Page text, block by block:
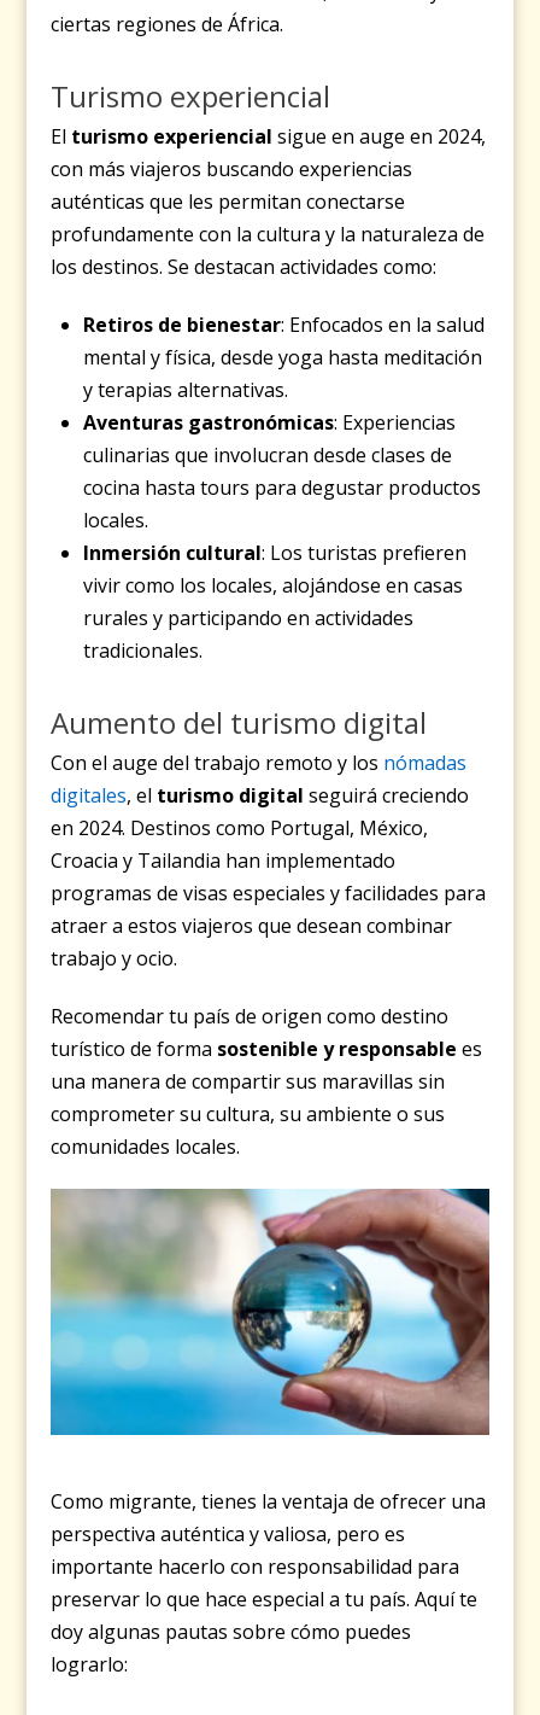
ciertas regiones de África.
Turismo experiencial
El turismo experiencial sigue en auge en 2024,
con más viajeros buscando experiencias
auténticas que les permitan conectarse
profundamente con la cultura y la naturaleza de
los destinos. Se destacan actividades como:
Retiros de bienestar: Enfocados en la salud
mental y física, desde yoga hasta meditación
y terapias alternativas.
Aventuras gastronómicas: Experiencias
culinarias que involucran desde clases de
cocina hasta tours para degustar productos
locales.
Inmersión cultural: Los turistas prefieren
vivir como los locales, alojándose en casas
rurales y participando en actividades
tradicionales.
Aumento del turismo digital
Con el auge del trabajo remoto y los nómadas
digitales, el turismo digital seguirá creciendo
en 2024. Destinos como Portugal, México,
Croacia y Tailandia han implementado
programas de visas especiales y facilidades para
atraer a estos viajeros que desean combinar
trabajo y ocio.
Recomendar tu país de origen como destino
turístico de forma sostenible y responsable es
una manera de compartir sus maravillas sin
comprometer su cultura, su ambiente o sus
comunidades locales.
Como migrante, tienes la ventaja de ofrecer una
perspectiva auténtica y valiosa, pero es
importante hacerlo con responsabilidad para
preservar lo que hace especial a tu país. Aquí te
doy algunas pautas sobre cómo puedes
lograrlo: